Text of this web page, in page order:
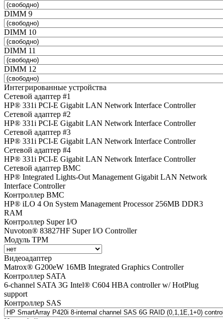
DIMM 9
DIMM 10
DIMM 11
DIMM 12
Интегрированные устройства
Сетевой адаптер #1
HP® 331i PCI-E Gigabit LAN Network Interface Controller
Сетевой адаптер #2
HP® 331i PCI-E Gigabit LAN Network Interface Controller
Сетевой адаптер #3
HP® 331i PCI-E Gigabit LAN Network Interface Controller
Сетевой адаптер #4
HP® 331i PCI-E Gigabit LAN Network Interface Controller
Сетевой адаптер BMC
HP® Integrated Lights-Out Management Gigabit LAN Network
Interface Controller
Контроллер BMC
HP® iLO 4 On System Management Processor 256MB DDR3
RAM
Контроллер Super I/O
Nuvoton® 83827HF Super I/O Controller
Модуль TPM
Видеоадаптер
Matrox® G200eW 16MB Integrated Graphics Controller
Контроллер SATA
6-channel SATA 3G Intel® C604 HBA controller w/ HotPlug
support
Контроллер SAS